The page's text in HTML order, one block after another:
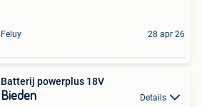
Feluy 28 apr 26
Batterij powerplus 18V
Bieden Details